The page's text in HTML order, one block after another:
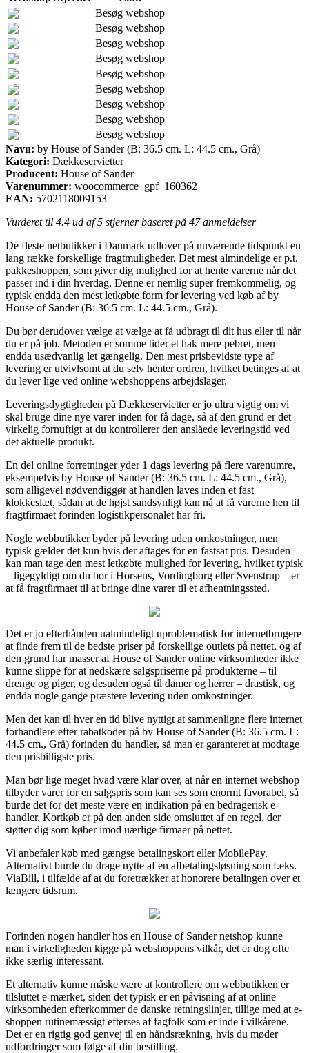
Besøg webshop
Besøg webshop
Besøg webshop
Besøg webshop
Besøg webshop
Besøg webshop
Besøg webshop
Besøg webshop
Besøg webshop
Navn: by House of Sander (B: 36.5 cm. L: 44.5 cm., Grå)
Kategori: Dækkeservietter
Producent: House of Sander
Varenummer: woocommerce_gpf_160362
EAN: 5702118009153
Vurderet til 4.4 ud af 5 stjerner baseret på 47anmeldelser
De fleste netbutikker i Danmark udlover på nuværende tidspunkt en
lang række forskellige fragtmuligheder. Det mest almindelige er p.t.
pakkeshoppen, som giver dig mulighed for at hente varerne når det
passer ind i din hverdag. Denne er nemlig super fremkommelig, og
typisk endda den mest letkøbte form for levering ved køb af by
House of Sander (B: 36.5 cm. L: 44.5 cm., Grå).
Du bør derudover vælge at vælge at få udbragt til dit hus eller til når
du er på job. Metoden er somme tider et hak mere pebret, men
endda usædvanlig let gængelig. Den mest prisbevidste type af
levering er utvivlsomt at du selv henter ordren, hvilket betinges af at
du lever lige ved online webshoppens arbejdslager.
Leveringsdygtigheden på Dækkeservietter er jo ultra vigtig om vi
skal bruge dine nye varer inden for få dage, så af den grund er det
virkelig fornuftigt at du kontrollerer den anslåede leveringstid ved
det aktuelle produkt.
En del online forretninger yder 1 dags levering på flere varenumre,
eksempelvis by House of Sander (B: 36.5 cm. L: 44.5 cm., Grå),
som alligevel nødvendiggør at handlen laves inden et fast
klokkeslæt, sådan at de højst sandsynligt kan nå at få varerne hen til
fragtfirmaet forinden logistikpersonalet har fri.
Nogle webbutikker byder på levering uden omkostninger, men
typisk gælder det kun hvis der aftages for en fastsat pris. Desuden
kan man tage den mest letkøbte mulighed for levering, hvilket typisk
– ligegyldigt om du bor i Horsens, Vordingborg eller Svenstrup – er
at få fragtfirmaet til at bringe dine varer til et afhentningssted.
Det er jo efterhånden ualmindeligt uproblematisk for internetbrugere
at finde frem til de bedste priser på forskellige outlets på nettet, og af
den grund har masser af House of Sander online virksomheder ikke
kunne slippe for at nedskære salgspriserne på produkterne – til
drenge og piger, og desuden også til damer og herrer – drastisk, og
endda nogle gange præstere levering uden omkostninger.
Men det kan til hver en tid blive nyttigt at sammenligne flere internet
forhandlere efter rabatkoder på by House of Sander (B: 36.5 cm. L:
44.5 cm., Grå) forinden du handler, så man er garanteret at modtage
den prisbilligste pris.
Man bør lige meget hvad være klar over, at når en internet webshop
tilbyder varer for en salgspris som kan ses som enormt favorabel, så
burde det for det meste være en indikation på en bedragerisk e-
handler. Kortkøb er på den anden side omsluttet af en regel, der
støtter dig som køber imod uærlige firmaer på nettet.
Vi anbefaler køb med gængse betalingskort eller MobilePay.
Alternativt burde du drage nytte af en afbetalingsløsning som f.eks.
ViaBill, i tilfælde af at du foretrækker at honorere betalingen over et
længere tidsrum.
Forinden nogen handler hos en House of Sander netshop kunne
man i virkeligheden kigge på webshoppens vilkår, det er dog ofte
ikke særlig interessant.
Et alternativ kunne måske være at kontrollere om webbutikken er
tilsluttet e-mærket, siden det typisk er en påvisning af at online
virksomheden efterkommer de danske retningslinjer, tillige med at e-
shoppen rutinemæssigt efterses af fagfolk som er inde i vilkårene.
Det er en rigtig god genvej til en håndsrækning, hvis du møder
udfordringer som følge af din bestilling.